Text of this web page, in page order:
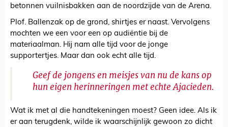
betonnen vuilnisbakken aan de noordzijde van de Arena.
Plof. Ballenzak op de grond, shirtjes er naast. Vervolgens
mochten we een voor een op audiëntie bij de
materiaalman. Hij nam alle tijd voor de jonge
supportertjes. Maar dan ook echt alle tijd.
Geef de jongens en meisjes van nu de kans op
hun eigen herinneringen met echte Ajacieden.
Wat ik met al die handtekeningen moest? Geen idee. Als ik
er aan terugdenk, wilde ik waarschijnlijk gewoon zo dicht